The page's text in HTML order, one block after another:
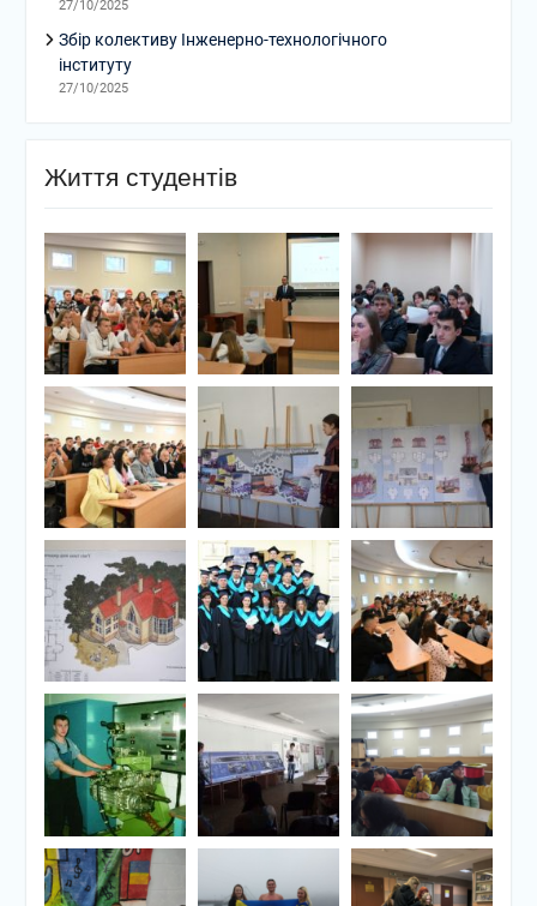
27/10/2025
Збір колективу Інженерно-технологічного
інституту
27/10/2025
Життя студентів